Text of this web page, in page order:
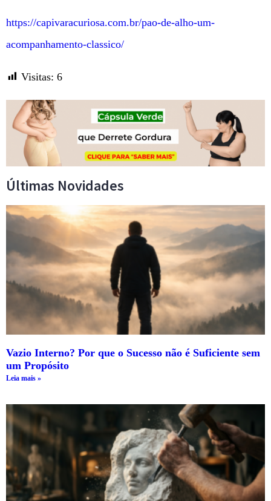
https://capivaracuriosa.com.br/pao-de-alho-um-
acompanhamento-classico/
Visitas: 6
Últimas Novidades
Vazio Interno? Por que o Sucesso não é Suficiente sem
um Propósito
Leia mais »